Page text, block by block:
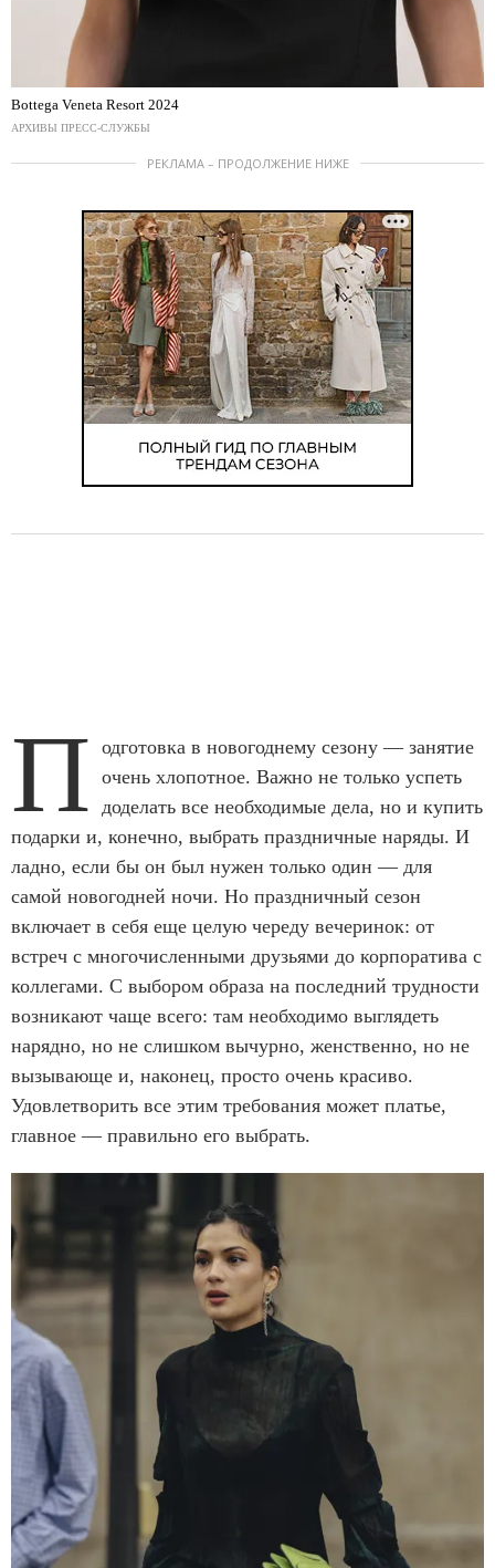
Bottega Veneta Resort 2024
АРХИВЫ ПРЕСС-СЛУЖБЫ
РЕКЛАМА – ПРОДОЛЖЕНИЕ НИЖЕ
П одготовка в новогоднему сезону — занятие
очень хлопотное. Важно не только успеть
доделать все необходимые дела, но и купить
подарки и, конечно, выбрать праздничные наряды. И
ладно, если бы он был нужен только один — для
самой новогодней ночи. Но праздничный сезон
включает в себя еще целую череду вечеринок: от
встреч с многочисленными друзьями до корпоратива с
коллегами. С выбором образа на последний трудности
возникают чаще всего: там необходимо выглядеть
нарядно, но не слишком вычурно, женственно, но не
вызывающе и, наконец, просто очень красиво.
Удовлетворить все этим требования может платье,
главное — правильно его выбрать.